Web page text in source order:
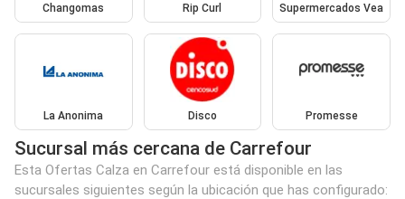
Changomas Rip Curl Supermercados Vea
La Anonima Disco Promesse
Sucursal más cercana de Carrefour
Esta Ofertas Calza en Carrefour está disponible en las
sucursales siguientes según la ubicación que has configurado: